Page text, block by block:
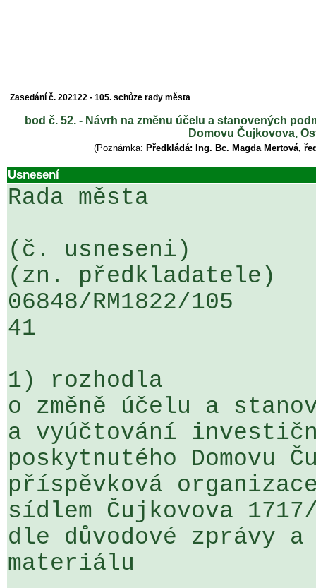
Zasedání č. 202122 - 105. schůze rady města
bod č. 52. - Návrh na změnu účelu a stanovených
Domovu Čujkovova,
(Poznámka: Předkládá: Ing. Bc. Magda Mertová,
Usnesení
Rada města
(č. usneseni)
(zn. předkladatele)
06848/RM1822/
41
1) rozhodla
o změně účelu a
a vyúčtování
poskytnutého Domovu
příspěvková
sídlem Čujkovova
dle důvodové zprávy
materiálu